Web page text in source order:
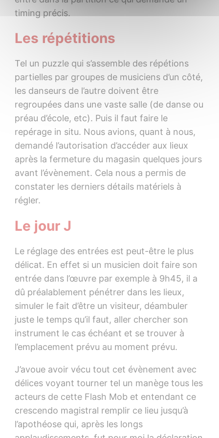
timing précis.
Les répétitions
Tel un puzzle qui s’assemble des répétions
partielles par groupes de musiciens d’un côté,
les danseurs de l’autre doivent être
regroupées dans une vaste salle (de danse ou
préau d’école, etc). Puis il faut faire le
repérage in situ. Nous avions, quant à nous,
demandé l’autorisation d’accéder aux lieux
après la fermeture du magasin quelques jours
avant l’évènement. Cela nous a permis de
constater les derniers détails matériels à
régler.
Le jour J
Le réglage des entrées est peut-être le plus
délicat. En effet si un musicien doit faire son
entrée dans l’œuvre par exemple à 9h45, il a
dû préalablement pénétrer dans les lieux,
simuler le fait d’être un visiteur, déambuler
juste le temps qu’il faut, aller chercher son
instrument le cas échéant et se trouver à
l’emplacement prévu au moment prévu.
J’avoue avoir vécu tout cet évènement avec
délices voyant tourner tel un manège tous les
acteurs de cette Flash Mob et entendant ce
crescendo magistral remplir ce lieu jusqu’à
l’apothéose qui, après les longs